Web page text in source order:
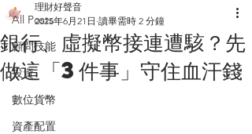
All Posts
顧問技能
投資
數位貨幣
資產配置
銀行、虛擬幣接連遭駭？先
做這「3件事」守住血汗錢
理財好聲音
2025年6月21日 讀畢需時 2 分鐘